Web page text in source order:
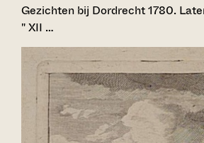
Gezichten bij Dordrecht 1780.
" XII …